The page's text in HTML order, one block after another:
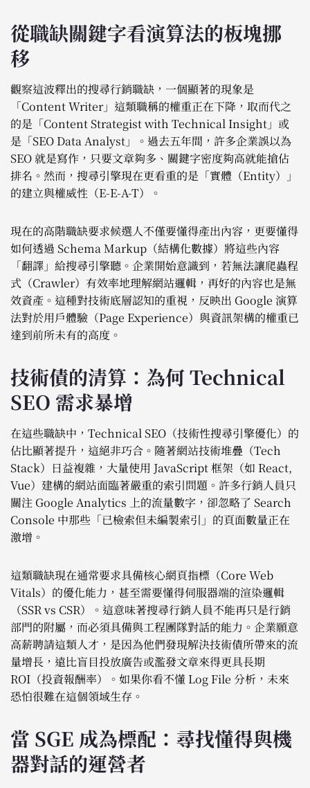
從職缺關鍵字看演算法的板塊挪
移
觀察這波釋出的搜尋行銷職缺，一個顯著的現象是
「Content Writer」這類職稱的權重正在下降，取而代之
的是「Content Strategist with Technical Insight」或
是「SEO Data Analyst」。過去五年間，許多企業誤以為
SEO 就是寫作，只要文章夠多、關鍵字密度夠高就能搶佔
排名。然而，搜尋引擎現在更看重的是「實體（Entity）」
的建立與權威性（E-E-A-T）。
現在的高階職缺要求候選人不僅要懂得產出內容，更要懂得
如何透過 Schema Markup（結構化數據）將這些內容
「翻譯」給搜尋引擎聽。企業開始意識到，若無法讓爬蟲程
式（Crawler）有效率地理解網站邏輯，再好的內容也是無
效資產。這種對技術底層認知的重視，反映出 Google 演算
法對於用戶體驗（Page Experience）與資訊架構的權重已
達到前所未有的高度。
技術債的清算：為何 Technical
SEO 需求暴增
在這些職缺中，Technical SEO（技術性搜尋引擎優化）的
佔比顯著提升，這絕非巧合。隨著網站技術堆疊（Tech
Stack）日益複雜，大量使用 JavaScript 框架（如 React,
Vue）建構的網站面臨著嚴重的索引問題。許多行銷人員只
關注 Google Analytics 上的流量數字，卻忽略了 Search
Console 中那些「已檢索但未編製索引」的頁面數量正在
激增。
這類職缺現在通常要求具備核心網頁指標（Core Web
Vitals）的優化能力，甚至需要懂得伺服器端的渲染邏輯
（SSR vs CSR）。這意味著搜尋行銷人員不能再只是行銷
部門的附屬，而必須具備與工程團隊對話的能力。企業願意
高薪聘請這類人才，是因為他們發現解決技術債所帶來的流
量增長，遠比盲目投放廣告或濫發文章來得更具長期
ROI（投資報酬率）。如果你看不懂 Log File 分析，未來
恐怕很難在這個領域生存。
當 SGE 成為標配：尋找懂得與機
器對話的運營者